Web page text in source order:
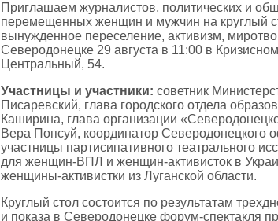
Приглашаем журналистов, политических и
перемещенных женщин и мужчин на круглый
вынужденное переселение, активизм,
Северодонецке 29 августа в 11:00 в
Центральный, 54.
Участницы и участники: советник
Писаревский, глава городского отдела
Каширина, глава организации
Вера Попсуй, координатор
участницы партисипативного театрального
для женщин-ВПЛ и женщин-активисток в
женщины-активистки из Луганской области.
Круглый стол состоится по результатам
и показа в Северодонецке форум-спектакля